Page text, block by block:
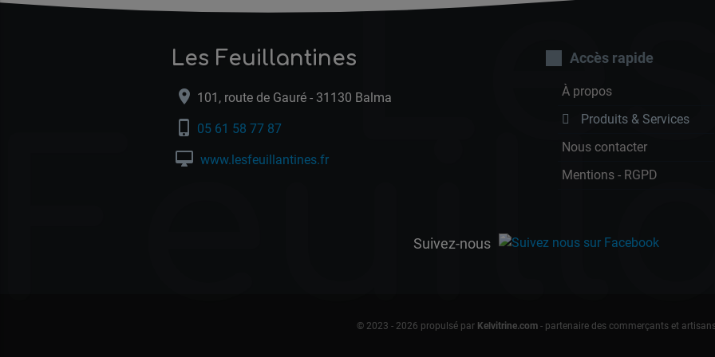
Les Feuillantines
location_on 101, route de Gauré - 31130 Balma
phone_iphone 05 61 58 77 87
desktop_mac www.lesfeuillantines.fr
Accès rapide
À propos
Produits & Services
Nous contacter
Mentions - RGPD
Suivez-nous
© 2023 - 2026 propulsé par Kelvitrine.com- partenaire des commerçants et